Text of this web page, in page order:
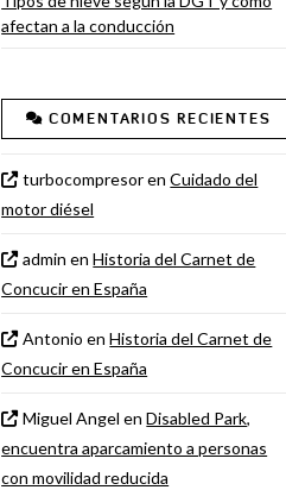
afectan a la conducción
COMENTARIOS RECIENTES
turbocompresorenCuidado del
motor diésel
admin enHistoria del Carnet de
Concucir en España
Antonio enHistoria del Carnet de
Concucir en España
Miguel Angel enDisabled Park,
encuentra aparcamiento a personas
con movilidad reducida